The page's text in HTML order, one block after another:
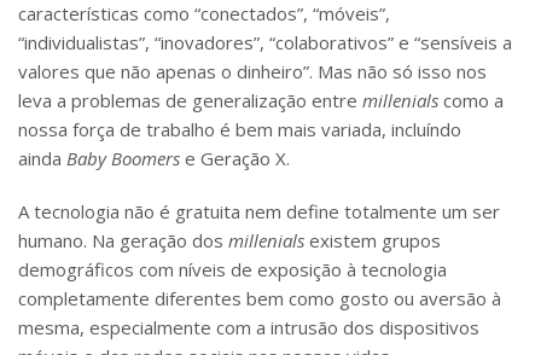
características como “conectados”, “móveis”,
“individualistas”, “inovadores”, “colaborativos” e “sensíveis a
valores que não apenas o dinheiro”. Mas não só isso nos
leva a problemas de generalização entre millenials como a
nossa força de trabalho é bem mais variada, incluíndo
ainda Baby Boomers e Geração X.
A tecnologia não é gratuita nem define totalmente um ser
humano. Na geração dos millenials existem grupos
demográficos com níveis de exposição à tecnologia
completamente diferentes bem como gosto ou aversão à
mesma, especialmente com a intrusão dos dispositivos